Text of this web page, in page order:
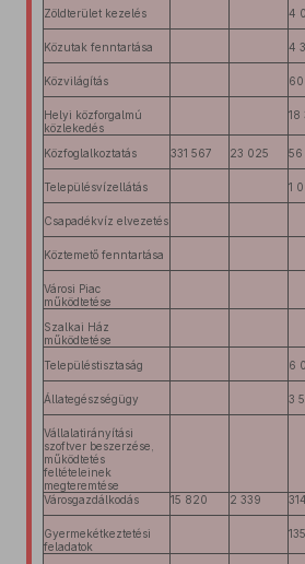
Zöldterület kezelés 4
Közutak fenntartása 4
Közvilágítás
Helyi közforgalmú
közlekedés
18
Közfoglalkoztatás 331 567 23 025 56
Településvízellátás 1
Csapadékvíz elvezetés
Köztemető fenntartása
Városi Piac
működtetése
Szalkai Ház
működtetése
Településtisztaság 6
Állategészségügy 3
Vállalatirányítási
szoftver beszerzése,
működtetés
feltételeinek
megteremtése
Városgazdálkodás 15 820 2 339
Gyermekétkeztetési
feladatok